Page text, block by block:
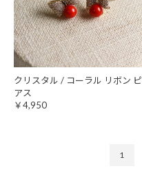
クリスタル / コーラル リボン ピ
アス
￥4,950
1